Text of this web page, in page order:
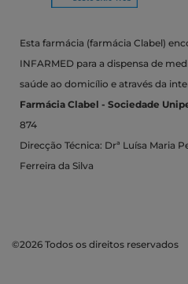
Esta farmácia (farmácia Clabel)
INFARMED para a dispensa de
saúde ao domicílio e através da
Farmácia Clabel - Sociedade
874
Direcção Técnica: Drª Luísa Maria
Ferreira da Silva
©2026 Todos os direitos reservados